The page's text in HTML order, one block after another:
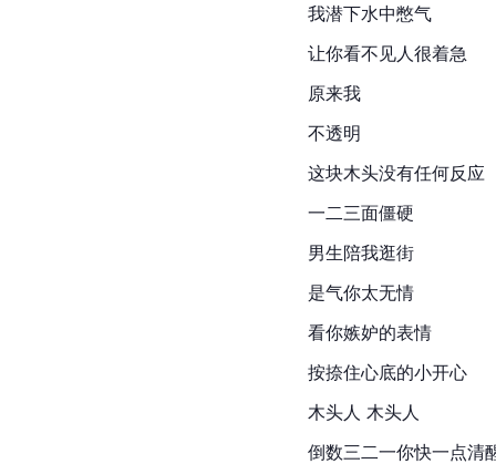
我潜下水中憋气
让你看不见人很着急
原来我
不透明
这块木头没有任何反应
一二三面僵硬
男生陪我逛街
是气你太无情
看你嫉妒的表情
按捺住心底的小开心
木头人 木头人
倒数三二一你快一点清